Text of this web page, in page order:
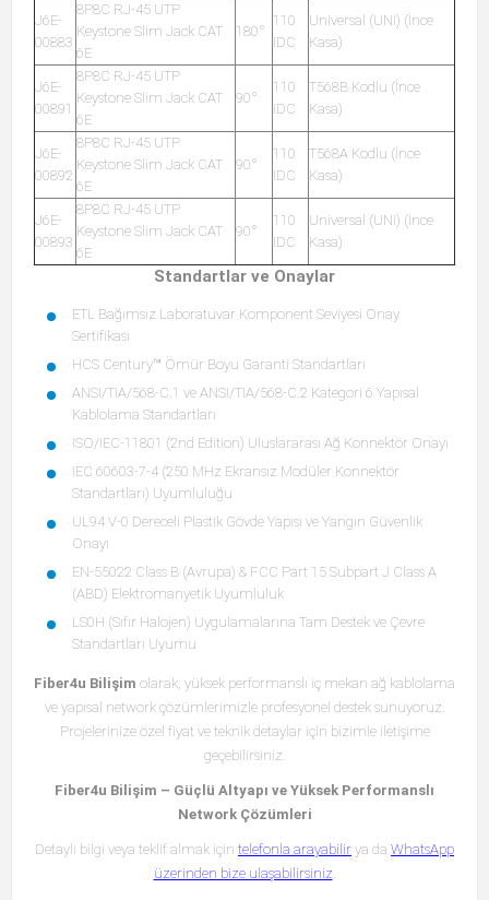
J6E-
00883
8P8C RJ-45 UTP
Keystone Slim Jack CAT
6E
180°
110
IDC
Universal (UNI) (İnce
Kasa)
J6E-
00891
8P8C RJ-45 UTP
Keystone Slim Jack CAT
6E
90°
110
IDC
T568B Kodlu (İnce
Kasa)
J6E-
00892
8P8C RJ-45 UTP
Keystone Slim Jack CAT
6E
90°
110
IDC
T568A Kodlu (İnce
Kasa)
J6E-
00893
8P8C RJ-45 UTP
Keystone Slim Jack CAT
6E
90°
110
IDC
Universal (UNI) (İnce
Kasa)
Standartlar ve Onaylar
ETL Bağımsız Laboratuvar Komponent Seviyesi Onay
Sertifikası
HCS Century™ Ömür Boyu Garanti Standartları
ANSI/TIA/568-C.1 ve ANSI/TIA/568-C.2 Kategori 6 Yapısal
Kablolama Standartları
ISO/IEC-11801 (2nd Edition) Uluslararası Ağ Konnektör Onayı
IEC 60603-7-4 (250 MHz Ekransız Modüler Konnektör
Standartları) Uyumluluğu
UL94 V-0 Dereceli Plastik Gövde Yapısı ve Yangın Güvenlik
Onayı
EN-55022 Class B (Avrupa) & FCC Part 15 Subpart J Class A
(ABD) Elektromanyetik Uyumluluk
LS0H (Sıfır Halojen) Uygulamalarına Tam Destek ve Çevre
Standartları Uyumu
Fiber4u Bilişim olarak, yüksek performanslı iç mekan ağ kablolama
ve yapısal network çözümlerimizle profesyonel destek sunuyoruz.
Projelerinize özel fiyat ve teknik detaylar için bizimle iletişime
geçebilirsiniz.
Fiber4u Bilişim – Güçlü Altyapı ve Yüksek Performanslı
Network Çözümleri
Detaylı bilgi veya teklif almak için telefonla arayabilir ya da WhatsApp
üzerinden bize ulaşabilirsiniz.